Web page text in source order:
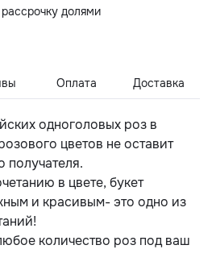
долями
Оплата Доставка
одноголовых роз в
цветов не оставит
получателя.
в цвете, букет
и красивым- это одно из
количество роз под ваш